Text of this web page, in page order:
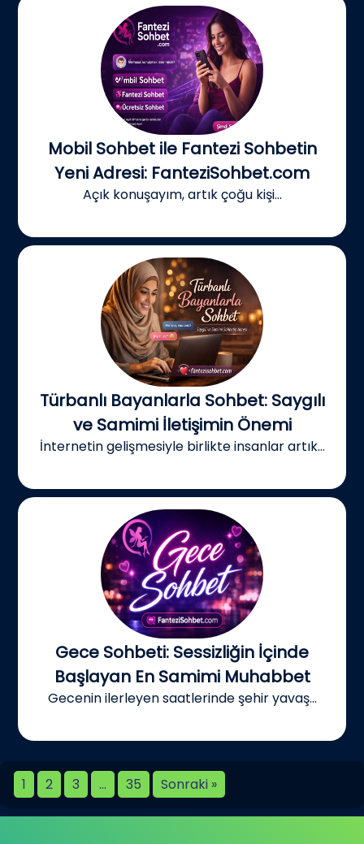
Mobil Sohbet ile Fantezi Sohbetin
Yeni Adresi: FanteziSohbet.com
Açık konuşayım, artık çoğu kişi...
Türbanlı Bayanlarla Sohbet: Saygılı
ve Samimi İletişimin Önemi
İnternetin gelişmesiyle birlikte insanlar artık...
Gece Sohbeti: Sessizliğin İçinde
Başlayan En Samimi Muhabbet
Gecenin ilerleyen saatlerinde şehir yavaş...
1 2 3 … 35 Sonraki »